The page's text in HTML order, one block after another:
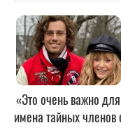
«Это очень важно
имена тайных членов